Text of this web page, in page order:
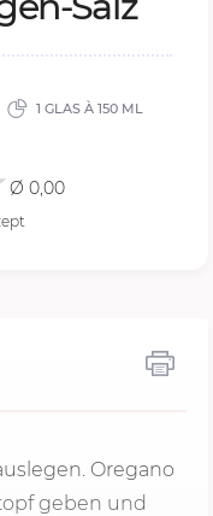
1 GLAS À 150 ML
Ø 0,00
Oregano
geben und